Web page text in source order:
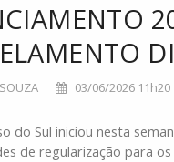
03/06/2026 11h20
do Sul iniciou nesta
de regularização para